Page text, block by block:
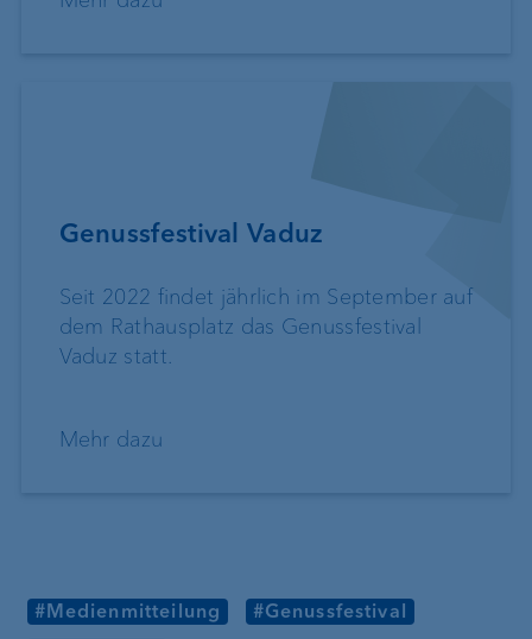
Genussfestival Vaduz
Seit 2022 findet jährlich im September auf
dem Rathausplatz das Genussfestival
Vaduz statt.
Mehr dazu
#Medienmitteilung
#Genussfestival